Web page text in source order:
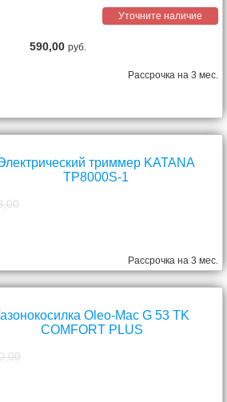
Уточните наличие
590,00руб.
Рассрочка на 3 мес.
триммер KATANA
TP8000S-1
Рассрочка на 3 мес.
Oleo-Mac G 53 TK
COMFORT PLUS